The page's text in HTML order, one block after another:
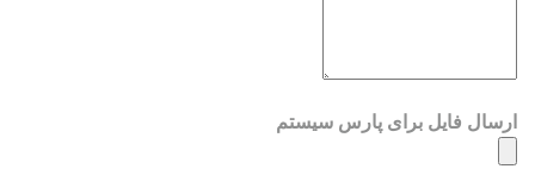
ارسال فایل برای پارس سیستم